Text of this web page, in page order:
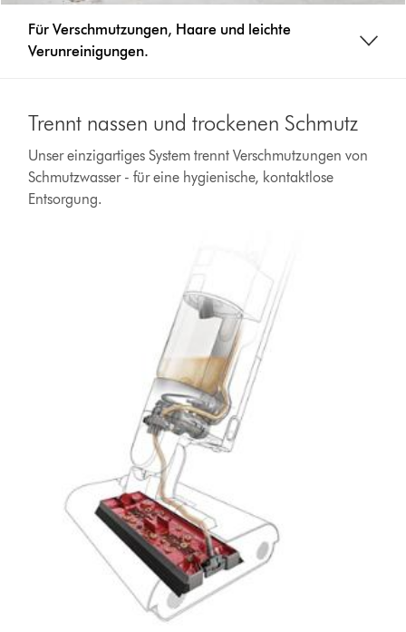
Für Verschmutzungen, Haare und leichte
Verunreinigungen.
Trennt nassen und trockenen Schmutz
Unser einzigartiges System trennt Verschmutzungen von
Schmutzwasser - für eine hygienische, kontaktlose
Entsorgung.